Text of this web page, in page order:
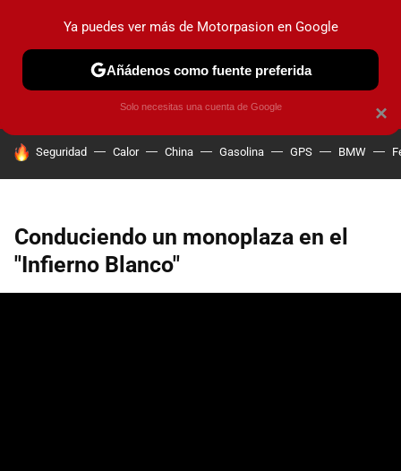
PRUEBAS COCHES ELÉCTRICOS OBSERVATORIO
HOY SE HABLA DE
Seguridad Calor China Gasolina GPS BMW
Conduciendo un monoplaza en el
"Infierno Blanco"
×
Ya puedes ver más de Motorpasion en Google
Añádenos como fuente preferida
Solo necesitas una cuenta de Google